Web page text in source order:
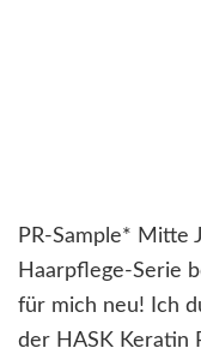
PR-Sample* Mitte
Haarpflege-Serie
für mich neu! Ich
der HASK Keratin